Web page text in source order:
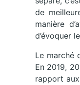
de
manière
d’évoquer
Le marché
En 2019,
rapport aux